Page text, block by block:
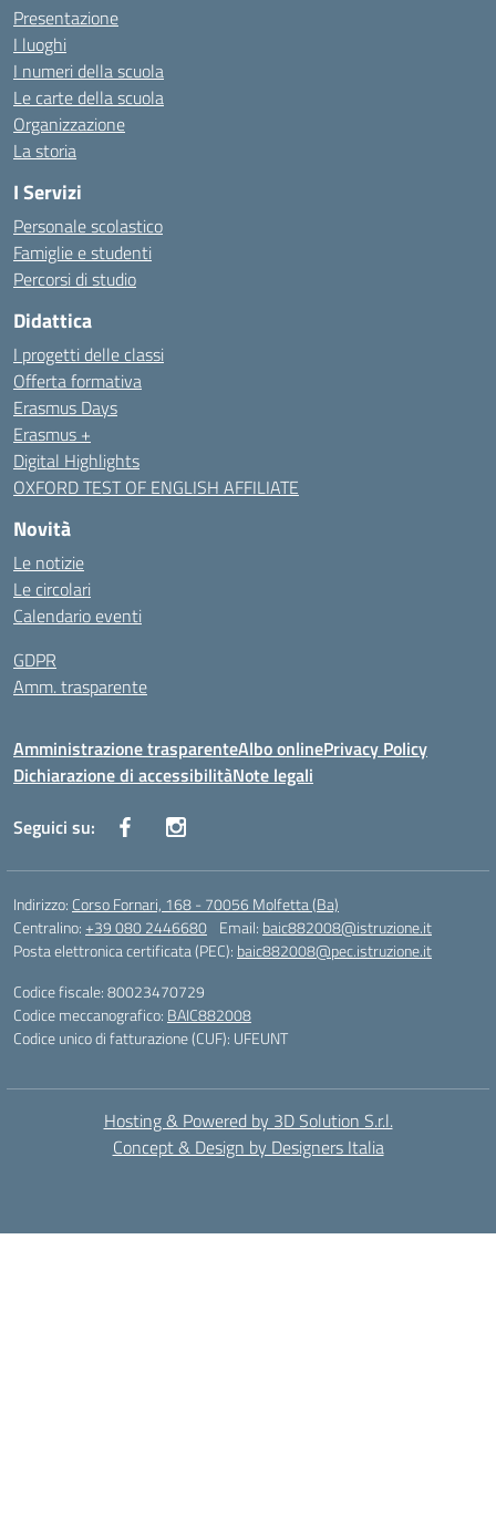
Presentazione
I luoghi
I numeri della scuola
Le carte della scuola
Organizzazione
La storia
I Servizi
Personale scolastico
Famiglie e studenti
Percorsi di studio
Didattica
I progetti delle classi
Offerta formativa
Erasmus Days
Erasmus +
Digital Highlights
OXFORD TEST OF ENGLISH AFFILIATE
Novità
Le notizie
Le circolari
Calendario eventi
GDPR
Amm. trasparente
Amministrazione trasparenteAlbo onlinePrivacy Policy
Dichiarazione di accessibilitàNote legali
Seguici su:
Indirizzo: Corso Fornari, 168 - 70056 Molfetta (Ba)
Centralino:+39 080 2446680 Email: baic882008@istruzione.it
Posta elettronica certificata (PEC): baic882008@pec.istruzione.it
Codice fiscale: 80023470729
Codice meccanografico: BAIC882008
Codice unico di fatturazione (CUF): UFEUNT
Hosting & Powered by 3D Solution S.r.l.
Concept & Design by Designers Italia